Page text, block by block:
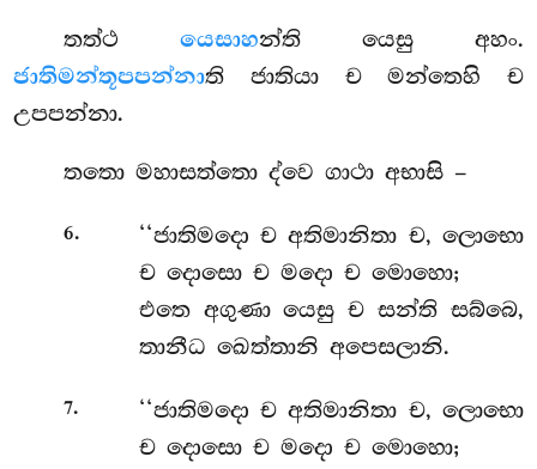
තත්ථ යෙසාහන්ති යෙසු අහං.
ජාතිමන්තූපපන්නාති ජාතියා ච මන්තෙහි ච
උපපන්නා.
තතො මහාසත්තො ද්වෙ ගාථා අභාසි –
6.
‘‘ජාතිමදො ච අතිමානිතා ච, ලොභො
ච දොසො ච මදො ච මොහො;
එතෙ අගුණා යෙසු ච සන්ති සබ්බෙ,
තානීධ ඛෙත්තානි අපෙසලානි.
7.
‘‘ජාතිමදො ච අතිමානිතා ච, ලොභො
ච දොසො ච මදො ච මොහො;